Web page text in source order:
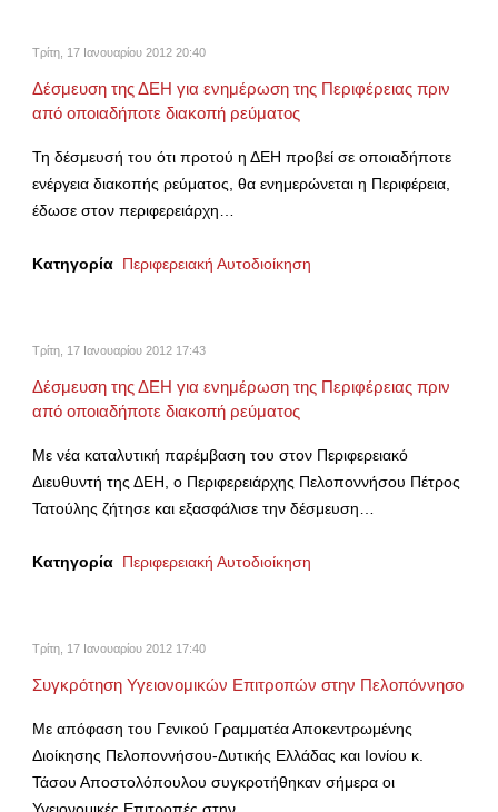
Τρίτη, 17 Ιανουαρίου 2012 20:40
Δέσμευση της ΔΕΗ για ενημέρωση της Περιφέρειας πριν
από οποιαδήποτε διακοπή ρεύματος
Τη δέσμευσή του ότι προτού η ΔΕΗ προβεί σε οποιαδήποτε
ενέργεια διακοπής ρεύματος, θα ενημερώνεται η Περιφέρεια,
έδωσε στον περιφερειάρχη…
Κατηγορία Περιφερειακή Αυτοδιοίκηση
Τρίτη, 17 Ιανουαρίου 2012 17:43
Δέσμευση της ΔΕΗ για ενημέρωση της Περιφέρειας πριν
από οποιαδήποτε διακοπή ρεύματος
Με νέα καταλυτική παρέμβαση του στον Περιφερειακό
Διευθυντή της ΔΕΗ, ο Περιφερειάρχης Πελοποννήσου Πέτρος
Τατούλης ζήτησε και εξασφάλισε την δέσμευση…
Κατηγορία Περιφερειακή Αυτοδιοίκηση
Τρίτη, 17 Ιανουαρίου 2012 17:40
Συγκρότηση Υγειονομικών Επιτροπών στην Πελοπόννησο
Με απόφαση του Γενικού Γραμματέα Αποκεντρωμένης
Διοίκησης Πελοποννήσου-Δυτικής Ελλάδας και Ιονίου κ.
Τάσου Αποστολόπουλου συγκροτήθηκαν σήμερα οι
Υγειονομικές Επιτροπές στην…